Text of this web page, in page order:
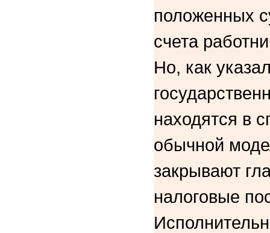
положенных
счета
Но, как
находятся в
обычной
закрывают
налоговые